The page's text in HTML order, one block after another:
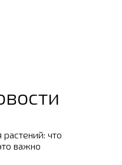
что
важно